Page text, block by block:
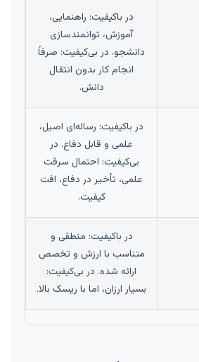
در باکیفیت: راهنمایی،
آموزش، توانمندسازی
دانشجو. در بی‌کیفیت: صرفاً
انجام کار بدون انتقال
دانش.
در باکیفیت: رساله‌ای اصیل،
علمی و قابل دفاع. در
بی‌کیفیت: احتمال سرقت
علمی، تأخیر در دفاع، افت
کیفیت.
در باکیفیت: منطقی و
متناسب با ارزش و تخصص
ارائه شده. در بی‌کیفیت:
بسیار ارزان، اما با ریسک بالا.